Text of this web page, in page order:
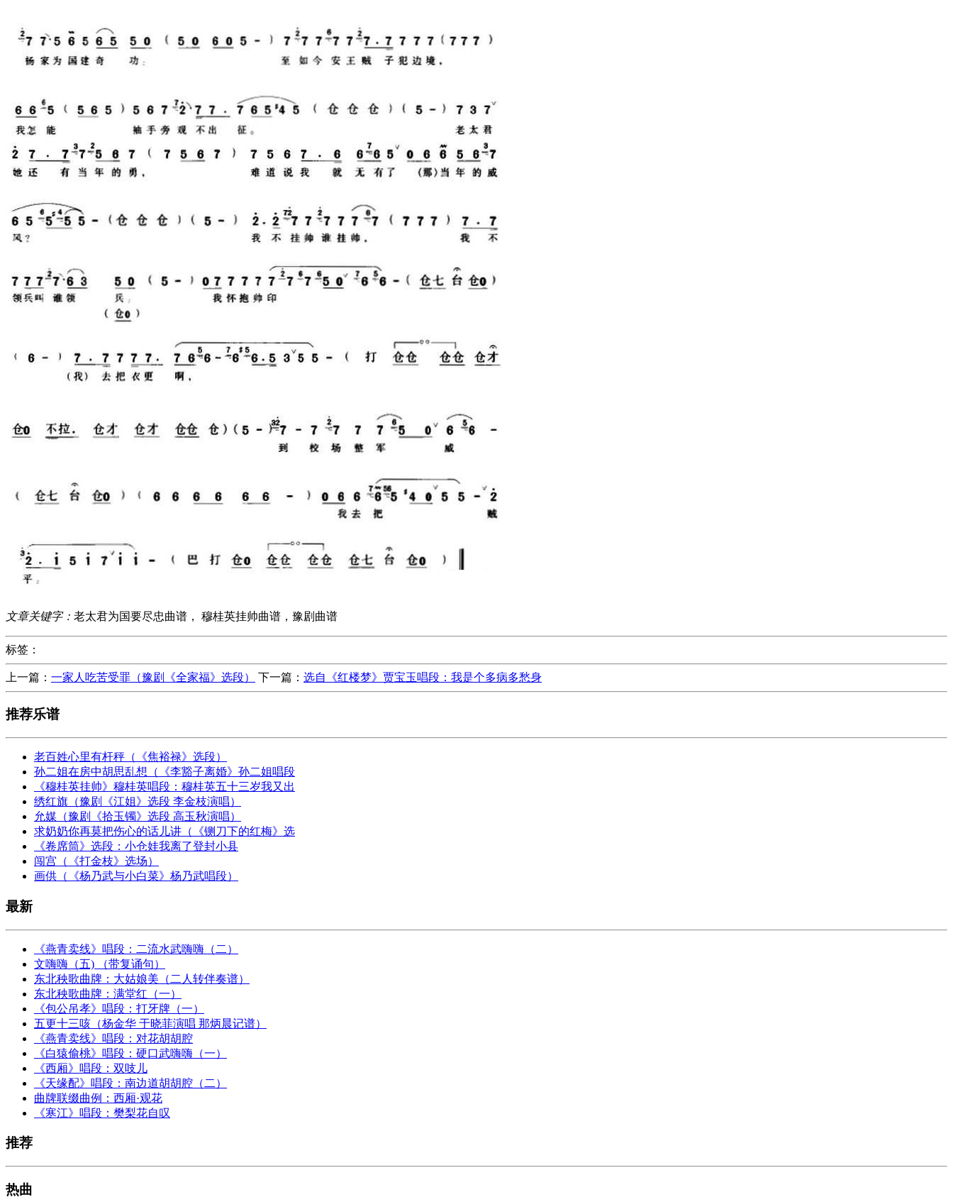
文章关键字： 老太君为国要尽忠曲谱， 穆桂英挂帅曲谱，豫剧曲谱
标签：
上一篇： 一家人吃苦受罪（豫剧《全家福》选段） 下一篇： 选自《红楼梦》贾宝玉唱段：我是个多病多愁身
推荐乐谱
老百姓心里有杆秤（《焦裕禄》选段）
孙二姐在房中胡思乱想（《李豁子离婚》孙二姐唱段
《穆桂英挂帅》穆桂英唱段：穆桂英五十三岁我又出
绣红旗（豫剧《江姐》选段 李金枝演唱）
允媒（豫剧《拾玉镯》选段 高玉秋演唱）
求奶奶你再莫把伤心的话儿讲（《铡刀下的红梅》选
《卷席筒》选段：小仓娃我离了登封小县
闯宫（《打金枝》选场）
画供（《杨乃武与小白菜》杨乃武唱段）
最新
《燕青卖线》唱段：二流水武嗨嗨（二）
文嗨嗨（五) （带复诵句）
东北秧歌曲牌：大姑娘美（二人转伴奏谱）
东北秧歌曲牌：满堂红（一）
《包公吊孝》唱段：打牙牌（一）
五更十三咳（杨金华 于晓菲演唱 那炳晨记谱）
《燕青卖线》唱段：对花胡胡腔
《白猿偷桃》唱段：硬口武嗨嗨（一）
《西厢》唱段：双吱儿
《天缘配》唱段：南边道胡胡腔（二）
曲牌联缀曲例：西厢·观花
《寒江》唱段：樊梨花自叹
推荐
热曲